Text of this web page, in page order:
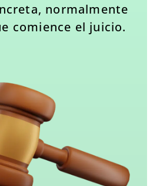
normalmente
comience el juicio.